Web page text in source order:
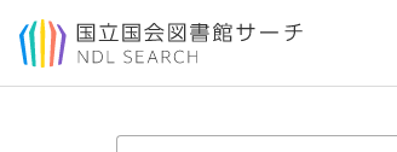
本文へ移動